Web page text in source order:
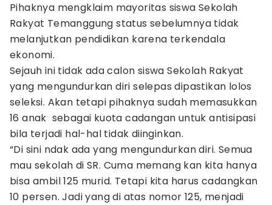
Pihaknya mengklaim mayoritas siswa Sekolah
Rakyat Temanggung status sebelumnya tidak
melanjutkan pendidikan karena terkendala
ekonomi.
Sejauh ini tidak ada calon siswa Sekolah Rakyat
yang mengundurkan diri selepas dipastikan lolos
seleksi. Akan tetapi pihaknya sudah memasukkan
16 anak sebagai kuota cadangan untuk antisipasi
bila terjadi hal-hal tidak diinginkan.
“Di sini ndak ada yang mengundurkan diri. Semua
mau sekolah di SR. Cuma memang kan kita hanya
bisa ambil 125 murid. Tetapi kita harus cadangkan
10 persen. Jadi yang di atas nomor 125, menjadi